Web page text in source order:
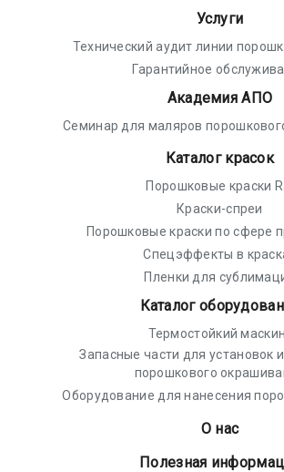
Услуги
Технический аудит линии
Гарантийное
Академия АПО
Семинар для маляров
Каталог красок
Порошковые краски
Краски-спреи
Порошковые краски по сфере
Спецэффекты в
Пленки для
Каталог
Термостойкий
Запасные части для установок
порошкового
Оборудование для нанесения
О нас
Полезная